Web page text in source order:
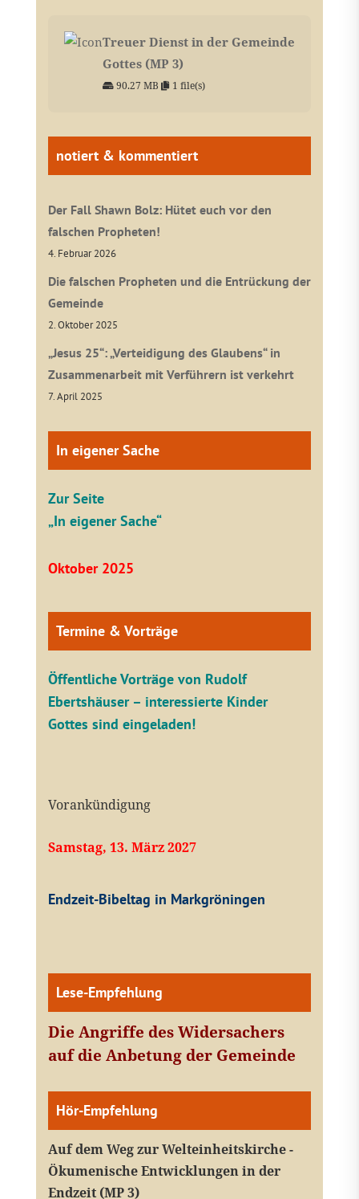
Treuer Dienst in der Gemeinde
Gottes (MP 3)
90.27 MB 1 file(s)
notiert & kommentiert
Der Fall Shawn Bolz: Hütet euch vor den
falschen Propheten!
4. Februar 2026
Die falschen Propheten und die Entrückung der
Gemeinde
2. Oktober 2025
„Jesus 25“: „Verteidigung des Glaubens“ in
Zusammenarbeit mit Verführern ist verkehrt
7. April 2025
In eigener Sache
Zur Seite
„In eigener Sache“
Oktober 2025
Termine & Vorträge
Öffentliche Vorträge von Rudolf
Ebertshäuser – interessierte Kinder
Gottes sind eingeladen!
Vorankündigung
Samstag, 13. März 2027
Endzeit-Bibeltag in Markgröningen
Lese-Empfehlung
Die Angriffe des Widersachers
auf die Anbetung der Gemeinde
Hör-Empfehlung
Auf dem Weg zur Welteinheitskirche -
Ökumenische Entwicklungen in der
Endzeit (MP 3)